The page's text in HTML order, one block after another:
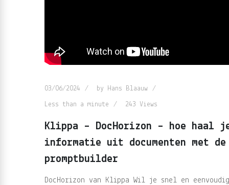
03/06/2024 by Hans Blaauw
Less than a minute 243 Views
Klippa – DocHorizon – hoe haal
informatie uit documenten met de
promptbuilder
DocHorizon van Klippa Wil je snel en eenvoudig